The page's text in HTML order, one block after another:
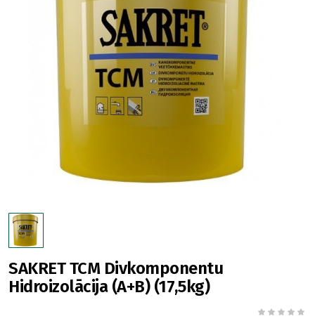
SAKRET TCM Divkomponentu
Hidroizolācija (A+B) (17,5kg)